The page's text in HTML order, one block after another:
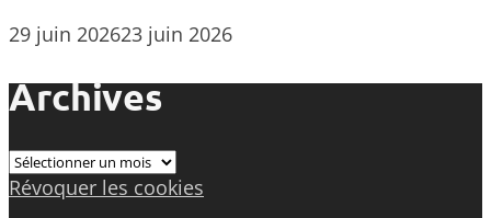
29 juin 202623 juin 2026
Archives
Archives
Révoquer les cookies